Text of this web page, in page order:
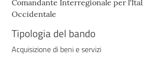
Comandante Interregionale per
Occidentale
Tipologia del bando
Acquisizione di beni e servizi